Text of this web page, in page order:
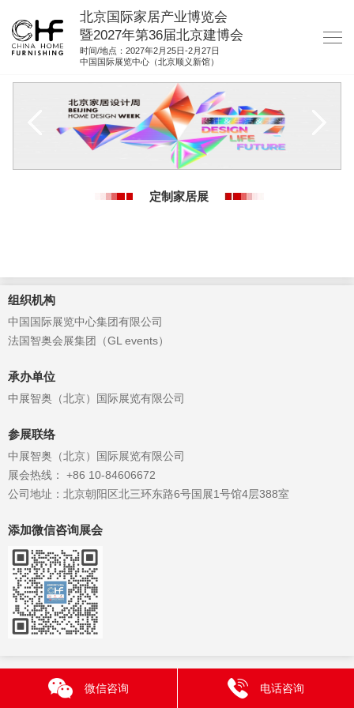
北京国际家居产业博览会
暨2027年第36届北京建博会
时间/地点：2027年2月25日-2月27日
中国国际展览中心（北京顺义新馆）
参展联络
定制家居展
组织机构
中国国际展览中心集团有限公司
法国智奥会展集团（GL events）
承办单位
中展智奥（北京）国际展览有限公司
参展联络
中展智奥（北京）国际展览有限公司
展会热线： +86 10-84606672
公司地址：北京朝阳区北三环东路6号国展1号馆4层388室
添加微信咨询展会
微信咨询 电话咨询